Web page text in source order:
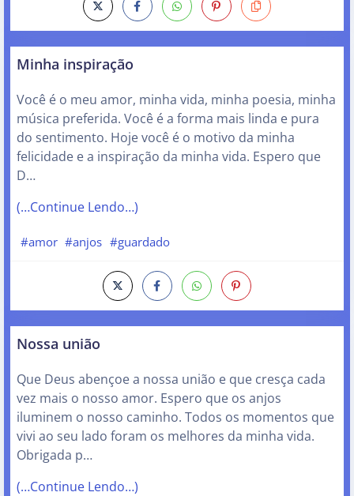
Minha inspiração
Você é o meu amor, minha vida, minha poesia, minha
música preferida. Você é a forma mais linda e pura
do sentimento. Hoje você é o motivo da minha
felicidade e a inspiração da minha vida. Espero que
D…
(…Continue Lendo…)
#amor #anjos #guardado
Nossa união
Que Deus abençoe a nossa união e que cresça cada
vez mais o nosso amor. Espero que os anjos
iluminem o nosso caminho. Todos os momentos que
vivi ao seu lado foram os melhores da minha vida.
Obrigada p…
(…Continue Lendo…)